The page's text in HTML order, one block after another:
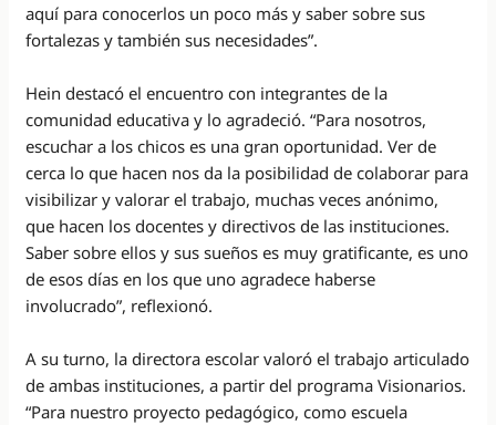
aquí para conocerlos un poco más y saber sobre sus
fortalezas y también sus necesidades”.
Hein destacó el encuentro con integrantes de la
comunidad educativa y lo agradeció. “Para nosotros,
escuchar a los chicos es una gran oportunidad. Ver de
cerca lo que hacen nos da la posibilidad de colaborar para
visibilizar y valorar el trabajo, muchas veces anónimo,
que hacen los docentes y directivos de las instituciones.
Saber sobre ellos y sus sueños es muy gratificante, es uno
de esos días en los que uno agradece haberse
involucrado”, reflexionó.
A su turno, la directora escolar valoró el trabajo articulado
de ambas instituciones, a partir del programa Visionarios.
“Para nuestro proyecto pedagógico, como escuela